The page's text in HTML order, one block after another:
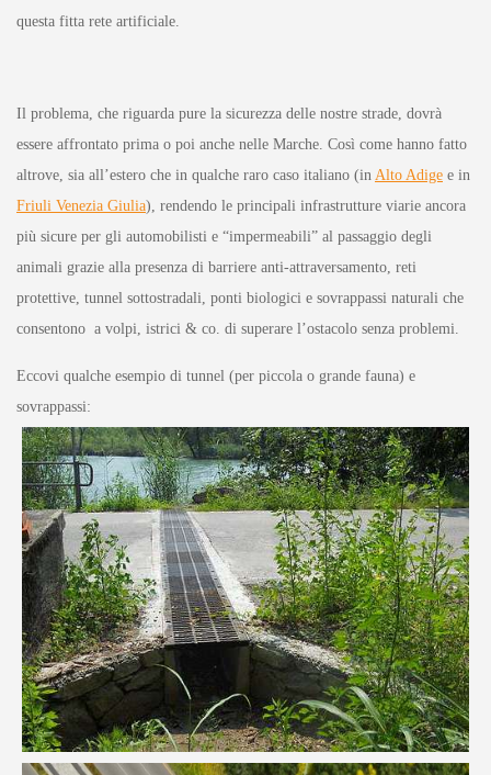
questa fitta rete artificiale.
Il problema, che riguarda pure la sicurezza delle nostre strade, dovrà
essere affrontato prima o poi anche nelle Marche. Così come hanno fatto
altrove, sia all’estero che in qualche raro caso italiano (in Alto Adigee in
Friuli Venezia Giulia), rendendo le principali infrastrutture viarie ancora
più sicure per gli automobilisti e “impermeabili” al passaggio degli
animali grazie alla presenza di barriere anti-attraversamento, reti
protettive, tunnel sottostradali, ponti biologici e sovrappassi naturali che
consentono a volpi, istrici & co. di superare l’ostacolo senza problemi.
Eccovi qualche esempio di tunnel (per piccola o grande fauna) e
sovrappassi: